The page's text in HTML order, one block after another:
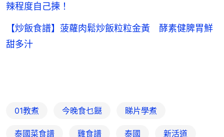
辣程度自己揀！
【炒飯食譜】菠蘿肉鬆炒飯粒粒金黃 酵素健脾胃鮮
甜多汁
01教煮 今晚食乜餸 睇片學煮
泰國菜食譜 雞食譜 泰國 新活道